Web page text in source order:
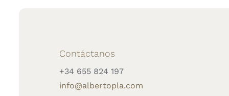
Contáctanos
+34 655 824 197
info@albertopla.com